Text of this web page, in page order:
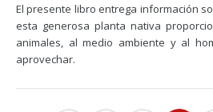
El presente libro entrega información
esta generosa planta nativa
animales, al medio ambiente y al
aprovechar.